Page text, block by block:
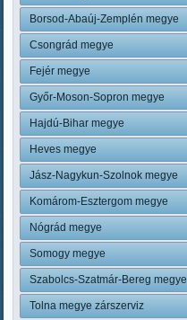
Borsod-Abaúj-Zemplén megye
Csongrád megye
Fejér megye
Győr-Moson-Sopron megye
Hajdú-Bihar megye
Heves megye
Jász-Nagykun-Szolnok megye
Komárom-Esztergom megye
Nógrád megye
Somogy megye
Szabolcs-Szatmár-Bereg megye
Tolna megye zárszerviz